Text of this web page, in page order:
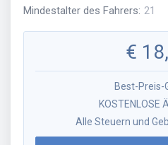
Mindestalter des Fahrers: 21
€
Best-Preis-
KOSTENLOSE
Alle Steuern und